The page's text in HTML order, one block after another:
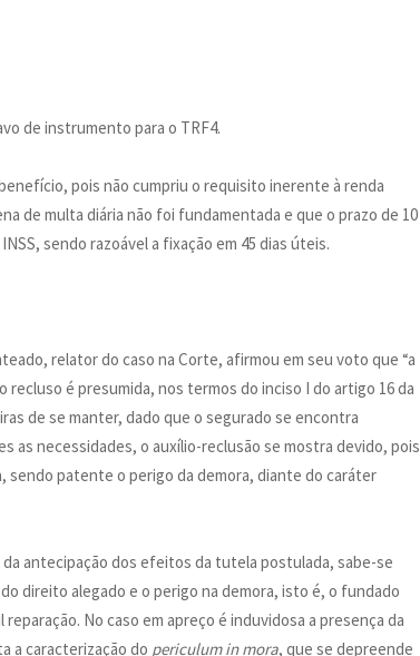
de instrumento para o TRF4.
pois não cumpriu o requisito inerente à renda
de multa diária não foi fundamentada e que o prazo de 10
sendo razoável a fixação em 45 dias úteis.
relator do caso na Corte, afirmou em seu voto que “a
é presumida, nos termos do inciso I do artigo 16 da
de se manter, dado que o segurado se encontra
as necessidades, o auxílio-reclusão se mostra devido, pois
patente o perigo da demora, diante do caráter
antecipação dos efeitos da tutela postulada, sabe-se
direito alegado e o perigo na demora, isto é, o fundado
No caso em apreço é induvidosa a presença da
a caracterização do periculum in mora, que se depreende